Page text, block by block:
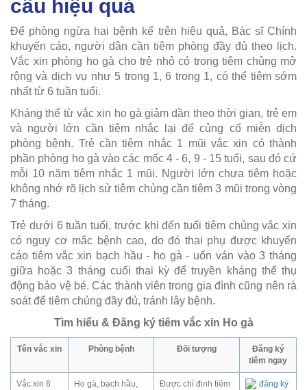
cầu hiệu quả
Để phòng ngừa hai bệnh kể trên hiệu quả, Bác sĩ Chính
khuyến cáo, người dân cần tiêm phòng đầy đủ theo lịch.
Vắc xin phòng ho gà cho trẻ nhỏ có trong tiêm chủng mở
rộng và dịch vụ như 5 trong 1, 6 trong 1, có thể tiêm sớm
nhất từ 6 tuần tuổi.
Kháng thể từ vắc xin ho gà giảm dần theo thời gian, trẻ em
và người lớn cần tiêm nhắc lại để củng cố miễn dịch
phòng bệnh. Trẻ cần tiêm nhắc 1 mũi vắc xin có thành
phần phòng ho gà vào các mốc 4 - 6, 9 - 15 tuổi, sau đó cứ
mỗi 10 năm tiêm nhắc 1 mũi. Người lớn chưa tiêm hoặc
không nhớ rõ lịch sử tiêm chủng cần tiêm 3 mũi trong vòng
7 tháng.
Trẻ dưới 6 tuần tuổi, trước khi đến tuổi tiêm chủng vắc xin
có nguy cơ mắc bệnh cao, do đó thai phụ được khuyến
cáo tiêm vắc xin bạch hầu - ho gà - uốn ván vào 3 tháng
giữa hoặc 3 tháng cuối thai kỳ để truyền kháng thể thụ
động bảo vệ bé. Các thành viên trong gia đình cũng nên rà
soát để tiêm chủng đầy đủ, tránh lây bệnh.
Tìm hiểu & Đăng ký tiêm vắc xin Ho gà
Tên vắc xin Phòng bệnh Đối tượng
Đăng ký
tiêm ngay
Vắc xin 6
Ho gà, bạch hầu,
Được chỉ định tiêm